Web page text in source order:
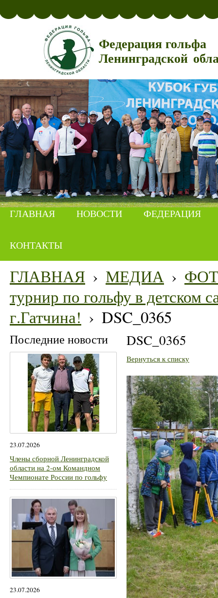
Федерация гольфа
Ленинградской
ГЛАВНАЯ НОВОСТИ ФЕДЕРАЦИЯ
КОНТАКТЫ
ГЛАВНАЯ › МЕДИА ›
турнир по гольфу в детском
г.Гатчина! › DSC_0365
Последние новости
23.07.2026
Члены сборной Ленинградской
области на 2-ом Командном
Чемпионате России по гольфу
23.07.2026
DSC_0365
Вернуться к списку